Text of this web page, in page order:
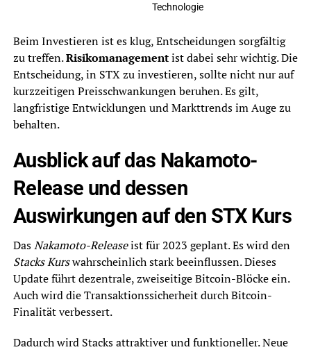
Technologie
Beim Investieren ist es klug, Entscheidungen sorgfältig
zu treffen.Risikomanagementist dabei sehr wichtig. Die
Entscheidung, in STX zu investieren, sollte nicht nur auf
kurzzeitigen Preisschwankungen beruhen. Es gilt,
langfristige Entwicklungen und Markttrends im Auge zu
behalten.
Ausblick auf das Nakamoto-
Release und dessen
Auswirkungen auf den STX Kurs
DasNakamoto-Releaseist für 2023 geplant. Es wird den
Stacks Kurswahrscheinlich stark beeinflussen. Dieses
Update führt dezentrale, zweiseitige Bitcoin-Blöcke ein.
Auch wird die Transaktionssicherheit durch Bitcoin-
Finalität verbessert.
Dadurch wird Stacks attraktiver und funktioneller. Neue